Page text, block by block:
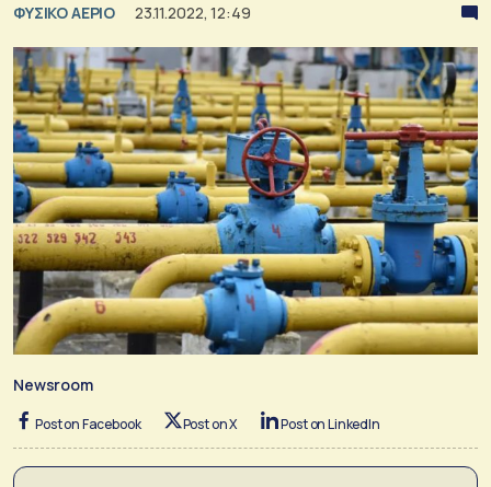
ΦΥΣΙΚΟ ΑΕΡΙΟ 23.11.2022, 12:49
Newsroom
Post on Facebook Post on X Post on LinkedIn